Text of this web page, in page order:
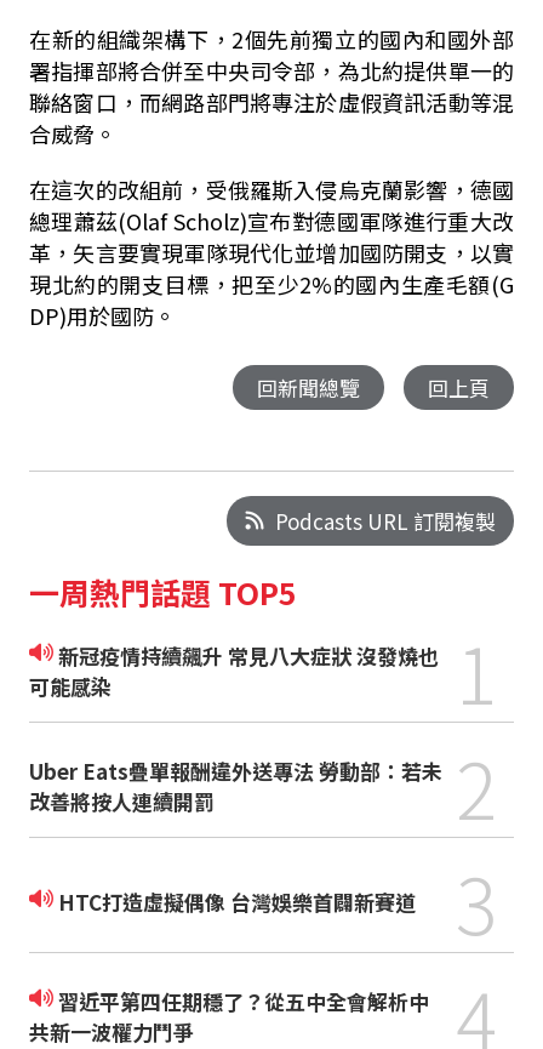
在新的組織架構下，2個先前獨立的國內和國外部
署指揮部將合併至中央司令部，為北約提供單一的
聯絡窗口，而網路部門將專注於虛假資訊活動等混
合威脅。
在這次的改組前，受俄羅斯入侵烏克蘭影響，德國
總理蕭茲(Olaf Scholz)宣布對德國軍隊進行重大改
革，矢言要實現軍隊現代化並增加國防開支，以實
現北約的開支目標，把至少2%的國內生產毛額(G
DP)用於國防。
回新聞總覽 回上頁
Podcasts URL 訂閱複製
一周熱門話題 TOP5
新冠疫情持續飆升 常見八大症狀 沒發燒也
可能感染
1
Uber Eats疊單報酬違外送專法 勞動部：若未
改善將按人連續開罰
2
HTC打造虛擬偶像 台灣娛樂首闢新賽道 3
習近平第四任期穩了？從五中全會解析中
共新一波權力鬥爭
4